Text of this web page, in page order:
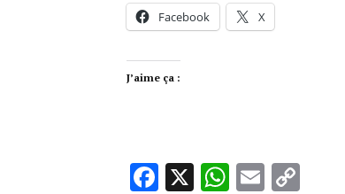
Facebook X
J’aime ça :
Facebook
X WhatsApp
Email